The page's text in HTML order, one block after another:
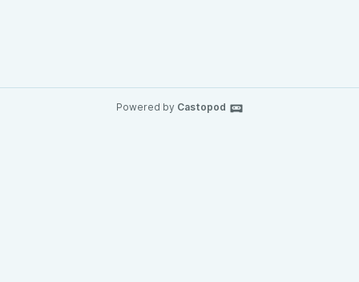
Powered by Castopod